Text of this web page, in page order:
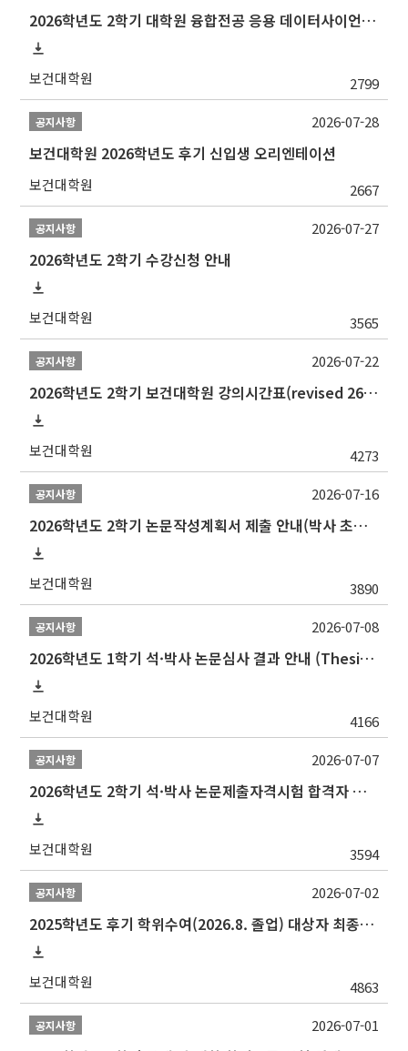
2026학년도 2학기 대학원 융합전공 응용 데이터사이언스 선발 계획 알림
보건대학원 2799
공지사항
보건대학원 2026학년도 후기 신입생 오리엔테이션
보건대학원 2667
2026-07-28
공지사항
2026학년도 2학기 수강신청 안내
보건대학원 3565
2026-07-27
공지사항
2026학년도 2학기 보건대학원 강의시간표(revised 260803)(2026 2nd SEMESTER SNU GSPH TIMETABLE)
보건대학원 4273
2026-07-22
공지사항
2026학년도 2학기 논문작성계획서 제출 안내(박사 초심 일정 포함)_Thesis Proposal
보건대학원 3890
2026-07-16
공지사항
2026학년도 1학기 석·박사 논문심사 결과 안내 (Thesis Defense Result)
보건대학원 4166
2026-07-08
공지사항
2026학년도 2학기 석·박사 논문제출자격시험 합격자 공고(TSQ Exam Result)
보건대학원 3594
2026-07-07
공지사항
2025학년도 후기 학위수여(2026.8. 졸업) 대상자 최종인준 논문 제출 안내
보건대학원 4863
2026-07-02
공지사항 2026-07-01